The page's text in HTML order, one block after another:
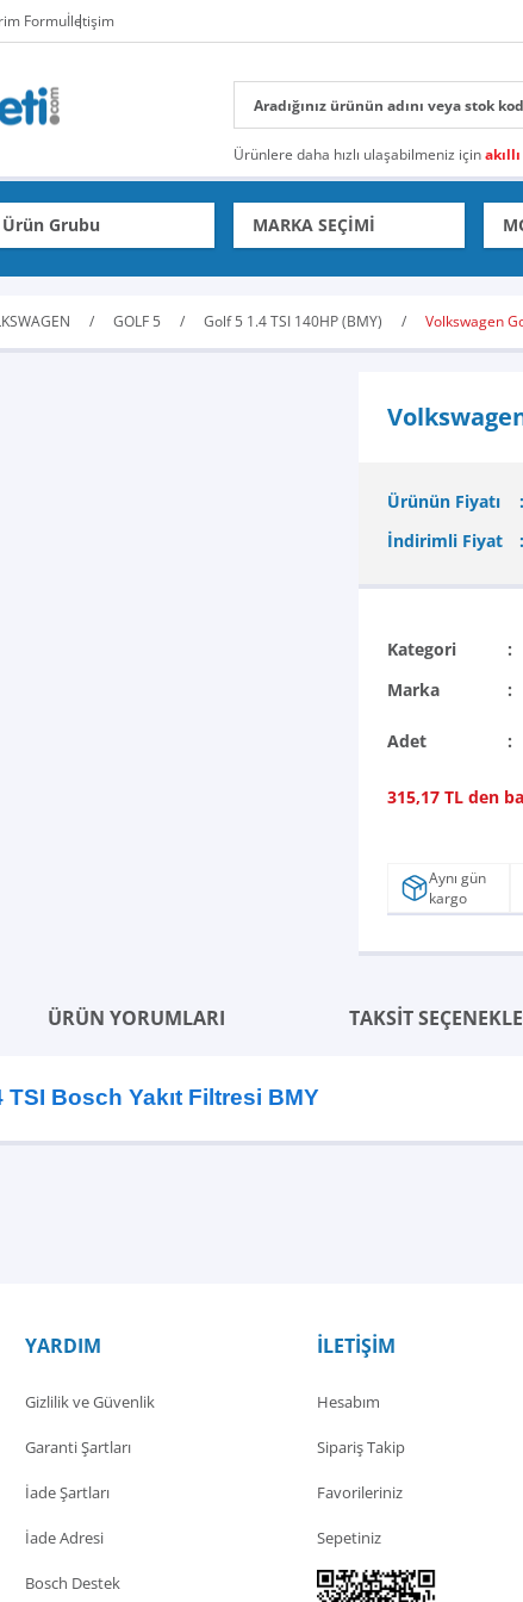
Formuİletişim
Ürünlere daha hızlı ulaşabilmeniz için
GOLF 5 Golf 5 1.4 TSI 140HP (BMY) Volkswagen
Ürünün Fiyatı
İndirimli Fiyat
Kategori
Marka
Adet
315,17 TL den
Aynı gün
kargo
ÜRÜN YORUMLARI TAKSİT
Bosch Yakıt Filtresi BMY
YARDIM
Gizlilik ve Güvenlik
Garanti Şartları
İade Şartları
İade Adresi
Bosch Destek
İLETİŞİM
Hesabım
Sipariş Takip
Favorileriniz
Sepetiniz